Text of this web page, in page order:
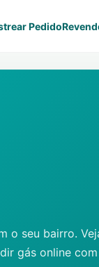
Pedido
o seu bairro.
gás online